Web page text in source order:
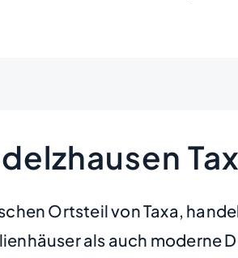
Ortsteil von Taxa,
als auch moderne